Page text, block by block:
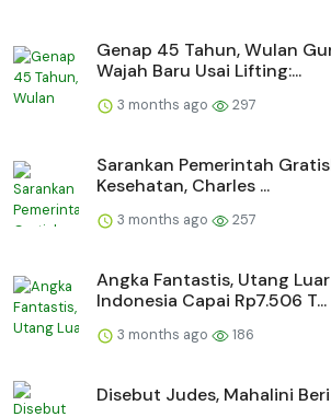
Genap 45 Tahun, Wulan
Wajah Baru Usai Lifting:...
3 months ago 297
Sarankan Pemerintah
Kesehatan, Charles ...
3 months ago 257
Angka Fantastis, Utang
Indonesia Capai Rp7.506 T...
3 months ago 186
Disebut Judes, Mahalini